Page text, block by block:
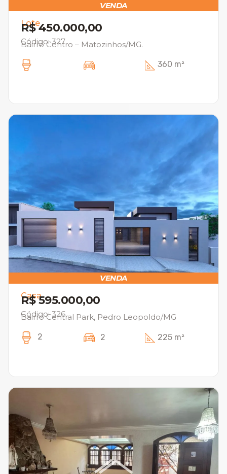
VENDA
Lote
R$ 450.000,00
Código: 327
Bairro Centro – Matozinhos/MG.
360 m²
VENDA
Casa
R$ 595.000,00
Código: 326
Bairro Central Park, Pedro Leopoldo/MG
2 2 225 m²